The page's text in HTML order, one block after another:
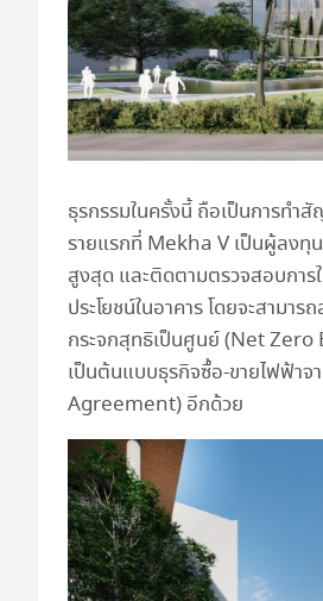
ธุรกรรมในครั้งนี้ ถือเป็นการทำ
รายแรกที่ Mekha V เป็นผู้ลงทุ
สูงสุด และติดตามตรวจสอบกา
ประโยชน์ในอาคาร โดยจะสาม
กระจกสุทธิเป็นศูนย์ (Net Zero
เป็นต้นแบบธุรกิจซื้อ-ขายไฟฟ้าจ
Agreement) อีกด้วย